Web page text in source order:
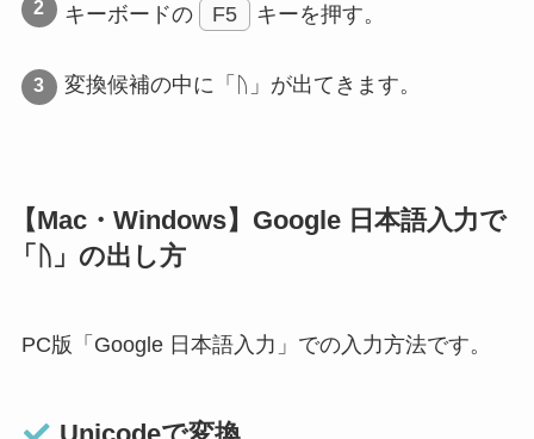
キーボードの F5 キーを押す。
変換候補の中に「ᚢ」が出てきます。
【Mac・Windows】Google 日本語入力で
「ᚢ」の出し方
PC版「Google 日本語入力」での入力方法です。